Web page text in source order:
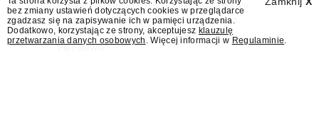
Polskiej, w poniedziałek 10 sierpnia obejmie
stanowisko dyrektora Teatru im. Juliusza
Osterwy w Lublinie – dowiedział się
"Presserwis".
bez zmiany ustawień dotyczących cookies w przeglądarce
zgadzasz się na zapisywanie ich w pamięci urządzenia.
Dodatkowo, korzystając ze strony, akceptujesz klauzulę
przetwarzania danych osobowych . Więcej informacji w Regulaminie.